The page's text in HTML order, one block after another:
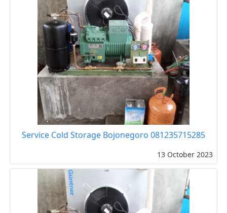
Service Cold Storage Bojonegoro 081235715285
13 October 2023